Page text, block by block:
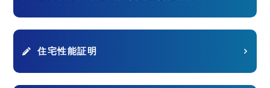
住宅性能証明